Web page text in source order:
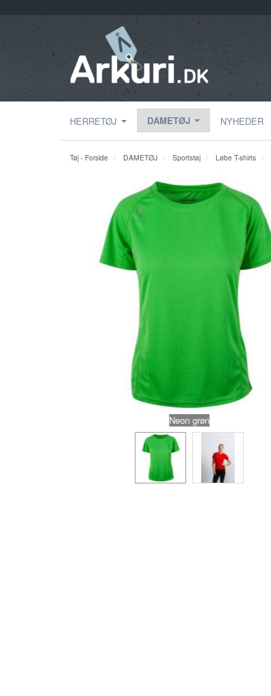
HERRETØJ DAMETØJ NYHEDER
Tøj - Forside DAMETØJ Sportstøj Løbe T-shirts
Neon grøn